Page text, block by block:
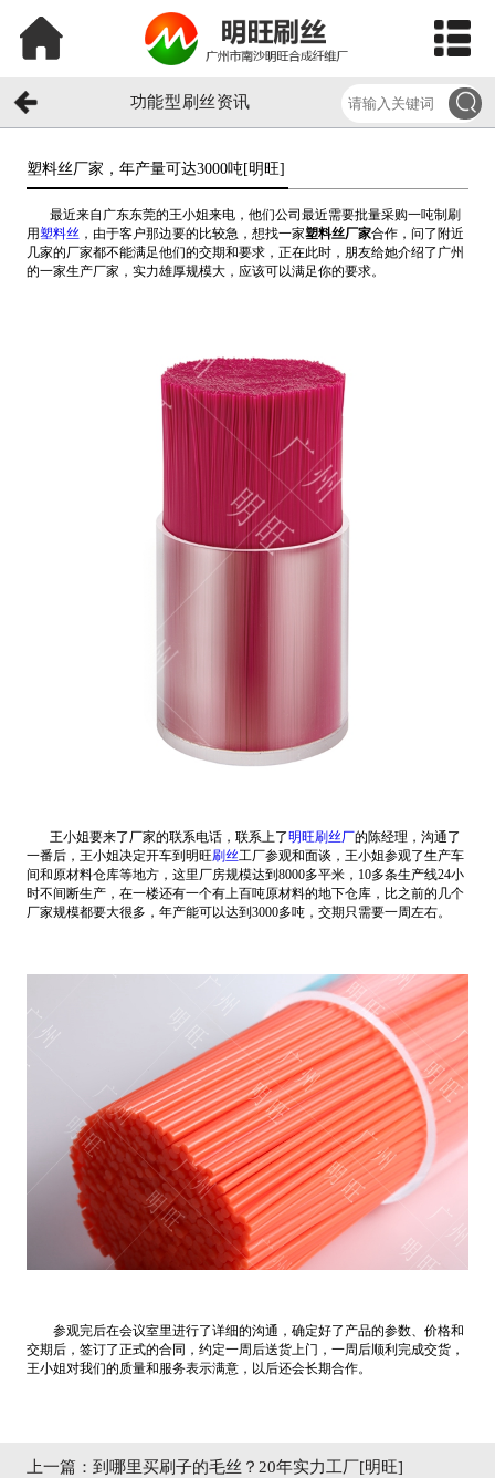
功能型刷丝资讯
塑料丝厂家，年产量可达3000吨[明旺]​
最近来自广东东莞的王小姐来电，他们公司最近需要批量采购一吨制刷
用塑料丝 ，由于客户那边要的比较急，想找一家塑料丝厂家合作，问了附近
几家的厂家都不能满足他们的交期和要求，正在此时，朋友给她介绍了广州
的一家生产厂家，实力雄厚规模大，应该可以满足你的要求。
王小姐要来了厂家的联系电话，联系上了明旺刷丝厂的陈经理，沟通了
一番后，王小姐决定开车到明旺刷丝工厂参观和面谈，王小姐参观了生产车
间和原材料仓库等地方，这里厂房规模达到8000多平米，10多条生产线24小
时不间断生产，在一楼还有一个有上百吨原材料的地下仓库，比之前的几个
厂家规模都要大很多，年产能可以达到3000多吨，交期只需要一周左右。
参观完后在会议室里进行了详细的沟通，确定好了产品的参数、价格和
交期后，签订了正式的合同，约定一周后送货上门，一周后顺利完成交货，
王小姐对我们的质量和服务表示满意，以后还会长期合作。
上一篇： 到哪里买刷子的毛丝？20年实力工厂[明旺]